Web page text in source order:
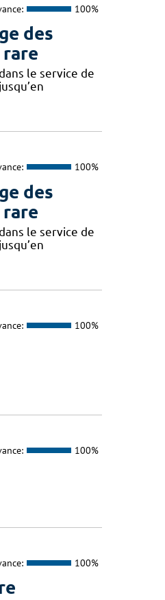
100%
des
rare
le service de
100%
des
rare
le service de
100%
100%
100%